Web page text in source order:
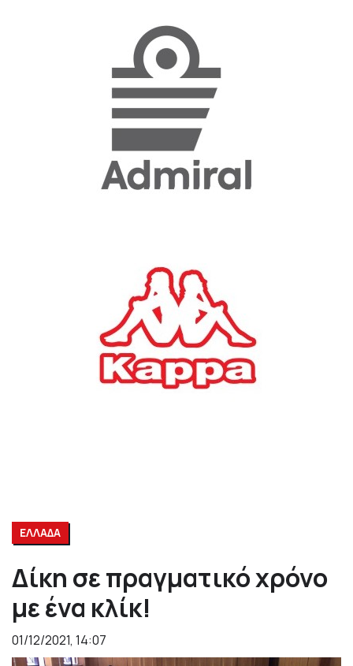
ΕΛΛΑΔΑ
Δίκη σε πραγματικό χρόνο
με ένα κλίκ!
01/12/2021, 14:07